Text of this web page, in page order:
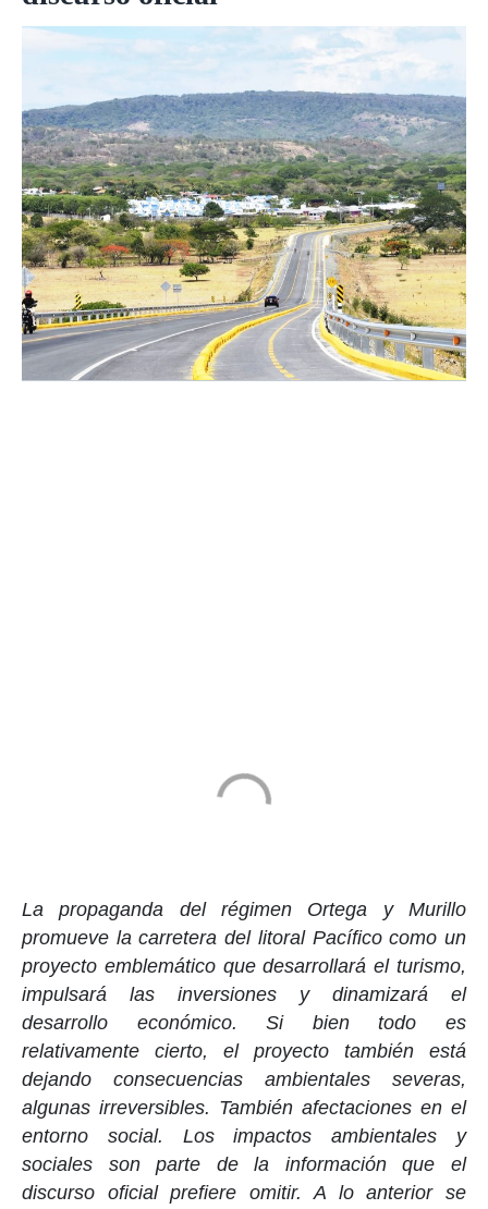
La propaganda del régimen Ortega y Murillo
promueve la carretera del litoral Pacífico como un
proyecto emblemático que desarrollará el turismo,
impulsará las inversiones y dinamizará el
desarrollo económico. Si bien todo es
relativamente cierto, el proyecto también está
dejando consecuencias ambientales severas,
algunas irreversibles. También afectaciones en el
entorno social. Los impactos ambientales y
sociales son parte de la información que el
discurso oficial prefiere omitir. A lo anterior se